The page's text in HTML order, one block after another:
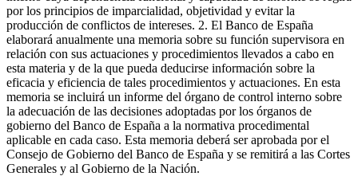
por los principios de imparcialidad, objetividad y evitar la
producción de conflictos de intereses. 2. El Banco de España
elaborará anualmente una memoria sobre su función supervisora en
relación con sus actuaciones y procedimientos llevados a cabo en
esta materia y de la que pueda deducirse información sobre la
eficacia y eficiencia de tales procedimientos y actuaciones. En esta
memoria se incluirá un informe del órgano de control interno sobre
la adecuación de las decisiones adoptadas por los órganos de
gobierno del Banco de España a la normativa procedimental
aplicable en cada caso. Esta memoria deberá ser aprobada por el
Consejo de Gobierno del Banco de España y se remitirá a las Cortes
Generales y al Gobierno de la Nación.